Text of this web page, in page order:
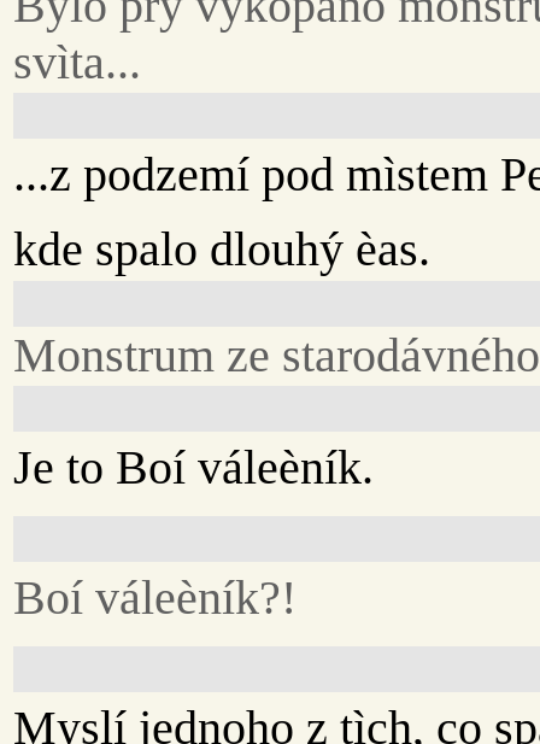
svìta...
...z podzemí pod mìstem
kde spalo dlouhý èas.
Monstrum ze
Je to Boí váleèník.
Boí váleèník?!
Myslí jednoho z tìch, co